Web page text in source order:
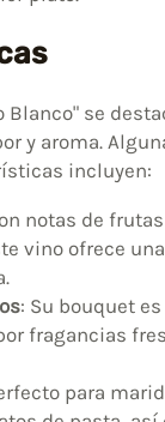
Blanco" se
y aroma.
incluyen:
notas de
vino ofrece
: Su bouquet
fragancias
para